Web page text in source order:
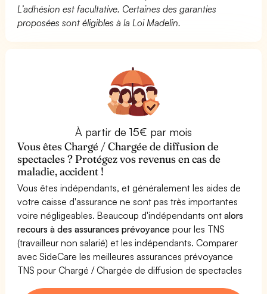
L’adhésion est facultative. Certaines des garanties
proposées sont éligibles à la Loi Madelin.
À partir de 15€ par mois
Vous êtes Chargé / Chargée de diffusion de
spectacles ? Protégez vos revenus en cas de
maladie, accident !
Vous êtes indépendants, et généralement les aides de
votre caisse d'assurance ne sont pas très importantes
voire négligeables. Beaucoup d'indépendants ontalors
recours à des assurances prévoyance pour les TNS
(travailleur non salarié) et les indépendants. Comparer
avec SideCare les meilleures assurances prévoyance
TNS pour Chargé / Chargée de diffusion de spectacles